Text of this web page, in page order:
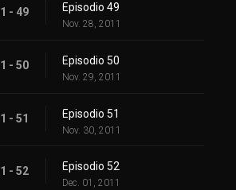
1 - 49 Episodio 49
Nov. 28, 2011
1 - 50 Episodio 50
Nov. 29, 2011
1 - 51 Episodio 51
Nov. 30, 2011
1 - 52 Episodio 52
Dec. 01, 2011